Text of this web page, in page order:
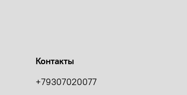
Контакты
+79307020077